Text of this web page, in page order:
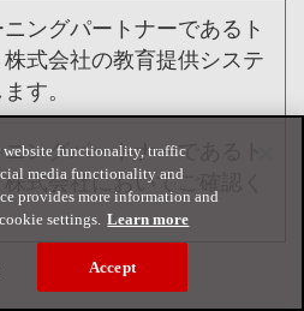
ングパートナーであるト
式会社の教育提供システ
す。
ングパートナーであるト
式会社においてご確認く
website functionality, traffic
media functionality and
provides more information and
settings. Learn more
Accept